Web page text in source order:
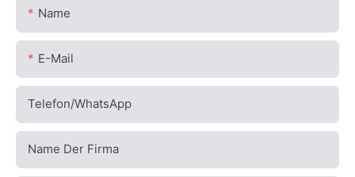
Name
E-Mail
Telefon/WhatsApp
Name Der Firma